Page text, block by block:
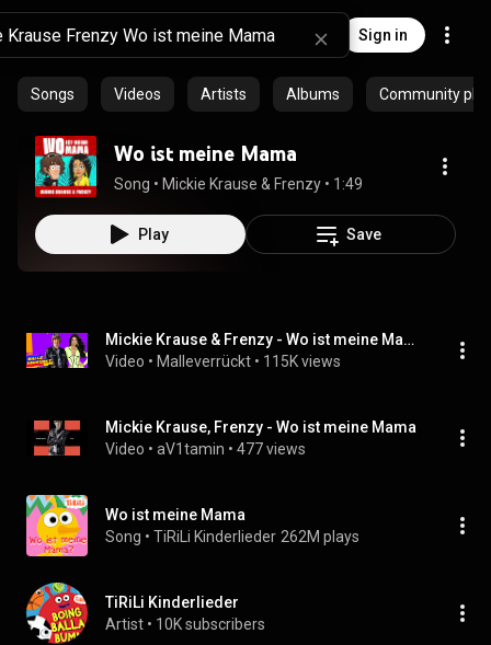
Sign in
Songs Videos Artists Albums Community
Wo ist meine Mama
Song • Mickie Krause & Frenzy • 1:49
Play Save
Mickie Krause & Frenzy - Wo ist meine Mama (Offizielles Musikvideo)
Video • Malleverrückt • 115K views
Mickie Krause, Frenzy - Wo ist meine Mama
Video • aV1tamin • 477 views
Wo ist meine Mama
Song • TiRiLi Kinderlieder 262M plays
TiRiLi Kinderlieder
Artist • 10K subscribers